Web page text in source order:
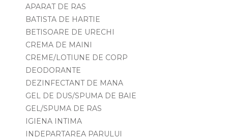
APARAT DE RAS
BATISTA DE HARTIE
BETISOARE DE URECHI
CREMA DE MAINI
CREME/LOTIUNE DE CORP
DEODORANTE
DEZINFECTANT DE MANA
GEL DE DUS/SPUMA DE BAIE
GEL/SPUMA DE RAS
IGIENA INTIMA
INDEPARTAREA PARULUI